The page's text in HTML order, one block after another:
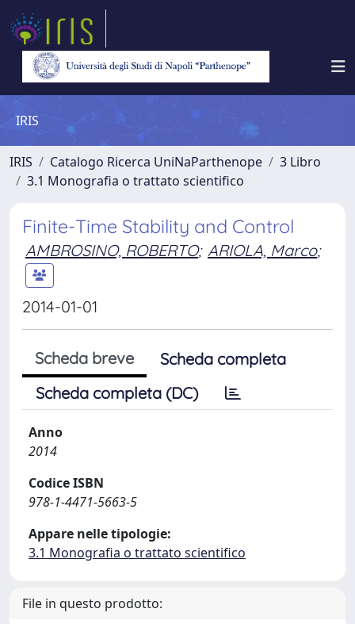
IRIS
IRIS Catalogo Ricerca UniNaParthenope
3 Libro
3.1 Monografia o trattato scientifico
Finite-Time Stability and Control
AMBROSINO, ROBERTO; ARIOLA, Marco;
2014-01-01
Scheda breve
Scheda completa
Scheda completa (DC)
Anno
2014
Codice ISBN
978-1-4471-5663-5
Appare nelle tipologie:
3.1 Monografia o trattato scientifico
File in questo prodotto: